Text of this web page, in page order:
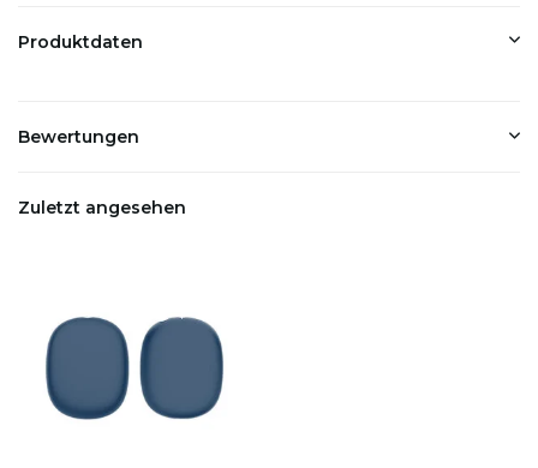
Produktdaten
Bewertungen
Zuletzt angesehen